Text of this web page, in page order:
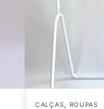
CALÇAS ROUPAS